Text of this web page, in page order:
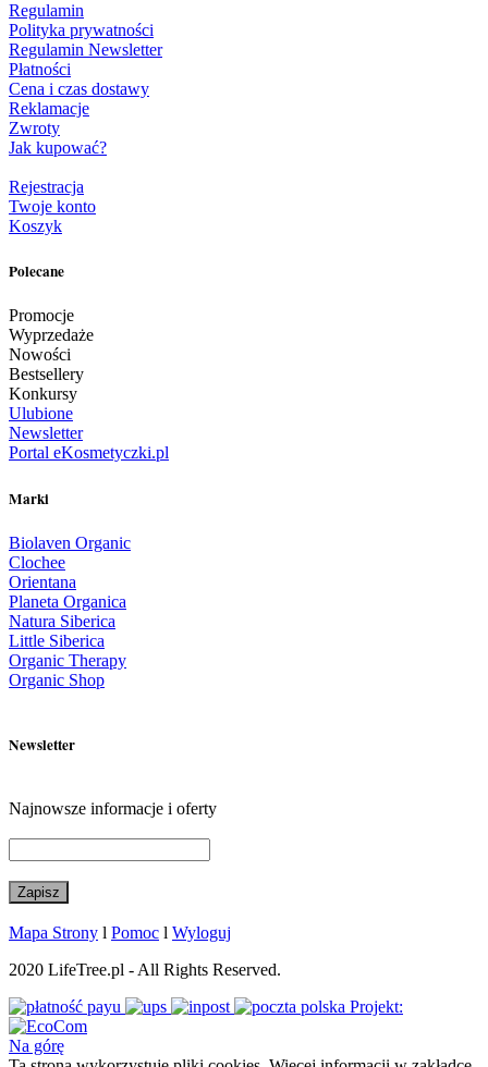
Regulamin
Polityka prywatności
Regulamin Newsletter
Płatności
Cena i czas dostawy
Reklamacje
Zwroty
Jak kupować?
Rejestracja
Twoje konto
Koszyk
Polecane
Promocje
Wyprzedaże
Nowości
Bestsellery
Konkursy
Ulubione
Newsletter
Portal eKosmetyczki.pl
Marki
Biolaven Organic
Clochee
Orientana
Planeta Organica
Natura Siberica
Little Siberica
Organic Therapy
Organic Shop
Newsletter
Najnowsze informacje i oferty
Mapa Strony l Pomoc l Wyloguj
2020 LifeTree.pl - All Rights Reserved.
Projekt:
Na górę